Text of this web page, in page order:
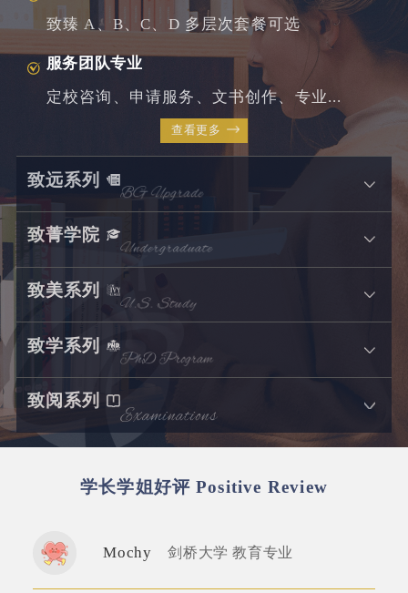
致臻 A、B、C、D 多层次套餐可选
服务团队专业
定校咨询、申请服务、文书创作、专业...
查看更多
致远系列
致菁学院
致美系列
致学系列
致阅系列
学长学姐好评 Positive Review
Mochy 剑桥大学 教育专业